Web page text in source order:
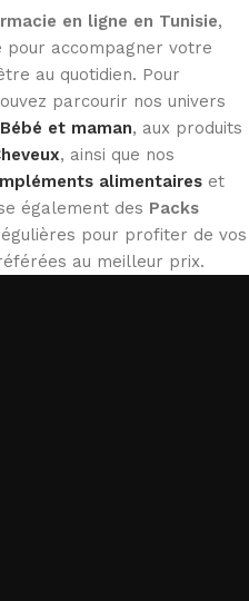
en ligne en Tunisie,
pour accompagner votre
au quotidien. Pour
parcourir nos univers
Bébé et maman, aux produits
, ainsi que nos
alimentaires et
également des Packs
pour profiter de vos
au meilleur prix.